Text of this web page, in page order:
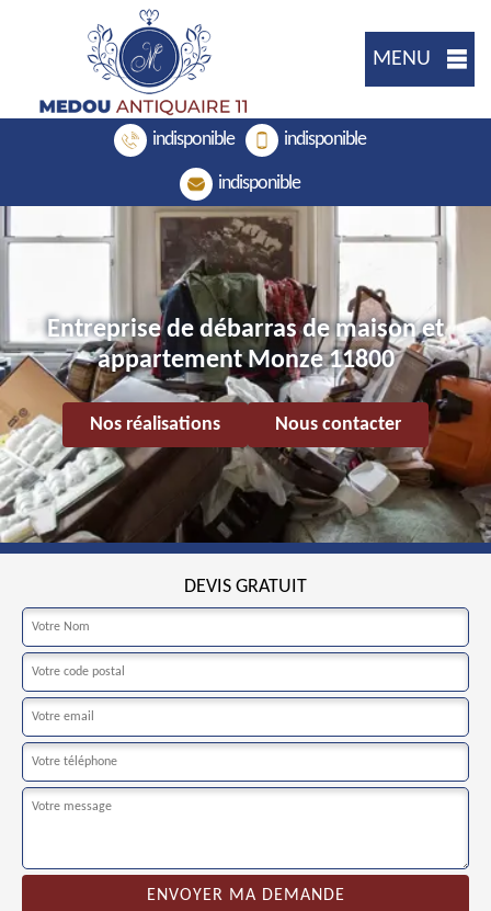
MENU
indisponible indisponible
indisponible
Entreprise de débarras de maison et
appartement Monze 11800
Nos réalisations Nous contacter
DEVIS GRATUIT